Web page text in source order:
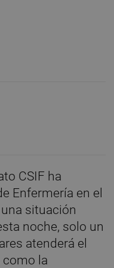
CSIF ha
Enfermería en el
situación
noche, solo un
atenderá el
la